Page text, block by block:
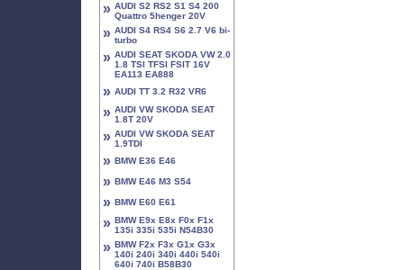
» AUDI S2 RS2 S1 S4 200
Quattro 5henger 20V
» AUDI S4 RS4 S6 2.7 V6 bi-
turbo
» AUDI SEAT SKODA VW 2.0
1.8 TSI TFSI FSIT 16V
EA113 EA888
» AUDI TT 3.2 R32 VR6
» AUDI VW SKODA SEAT
1.8T 20V
» AUDI VW SKODA SEAT
1.9TDI
» BMW E36 E46
» BMW E46 M3 S54
» BMW E60 E61
» BMW E9x E8x F0x F1x
135i 335i 535i N54B30
» BMW F2x F3x G1x G3x
140i 240i 340i 440i 540i
640i 740i B58B30